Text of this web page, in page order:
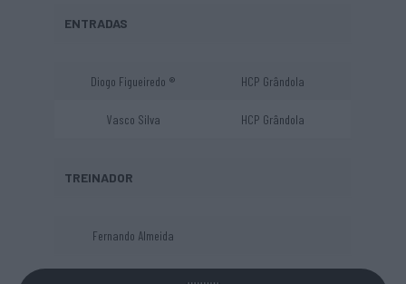
ENTRADAS
Diogo Figueiredo ® HCP Grândola
Vasco Silva HCP Grândola
TREINADOR
Fernando Almeida